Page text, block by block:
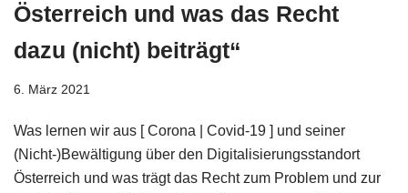
Österreich und was das Recht
dazu (nicht) beiträgt“
6. März 2021
Was lernen wir aus [ Corona | Covid-19 ] und seiner
(Nicht-)Bewältigung über den Digitalisierungsstandort
Österreich und was trägt das Recht zum Problem und zur